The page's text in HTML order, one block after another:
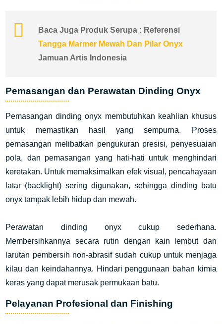
Baca Juga Produk Serupa : Referensi
Tangga Marmer Mewah Dan Pilar Onyx
Jamuan Artis Indonesia
Pemasangan dan Perawatan Dinding Onyx
Pemasangan dinding onyx membutuhkan keahlian khusus
untuk memastikan hasil yang sempurna. Proses
pemasangan melibatkan pengukuran presisi, penyesuaian
pola, dan pemasangan yang hati-hati untuk menghindari
keretakan. Untuk memaksimalkan efek visual, pencahayaan
latar (backlight) sering digunakan, sehingga dinding batu
onyx tampak lebih hidup dan mewah.
Perawatan dinding onyx cukup sederhana.
Membersihkannya secara rutin dengan kain lembut dan
larutan pembersih non-abrasif sudah cukup untuk menjaga
kilau dan keindahannya. Hindari penggunaan bahan kimia
keras yang dapat merusak permukaan batu.
Pelayanan Profesional dan Finishing